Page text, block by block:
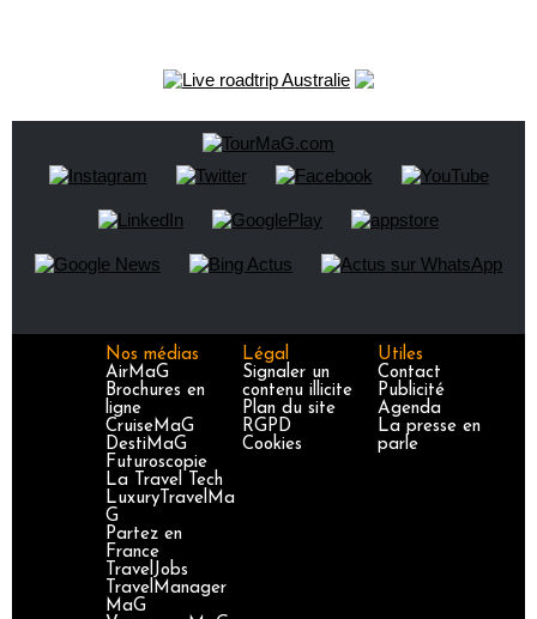
Nos médias
AirMaG
Brochures en
ligne
CruiseMaG
DestiMaG
Futuroscopie
La Travel Tech
LuxuryTravelMa
G
Partez en
France
TravelJobs
TravelManager
MaG
Légal
Signaler un
contenu illicite
Plan du site
RGPD
Cookies
Utiles
Contact
Publicité
Agenda
La presse en
parle